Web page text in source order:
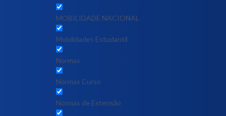
MOBILIDADE NACIONAL
Mobilidades Estudantil
Normas
Normas Curso
Normas de Extensão